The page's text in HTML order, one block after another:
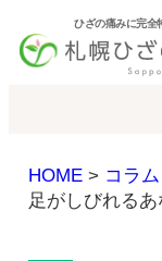
ひざの痛みに完全
初
HOME> コラム
足がしびれる